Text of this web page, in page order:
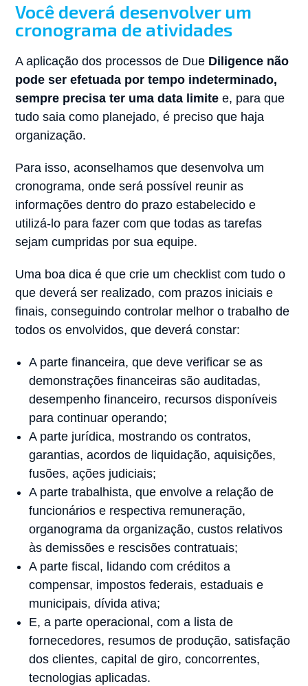
Você deverá desenvolver um
cronograma de atividades
A aplicação dos processos de Due Diligence não
pode ser efetuada por tempo indeterminado,
sempre precisa ter uma data limite e, para que
tudo saia como planejado, é preciso que haja
organização.
Para isso, aconselhamos que desenvolva um
cronograma, onde será possível reunir as
informações dentro do prazo estabelecido e
utilizá-lo para fazer com que todas as tarefas
sejam cumpridas por sua equipe.
Uma boa dica é que crie um checklist com tudo o
que deverá ser realizado, com prazos iniciais e
finais, conseguindo controlar melhor o trabalho de
todos os envolvidos, que deverá constar:
A parte financeira, que deve verificar se as
demonstrações financeiras são auditadas,
desempenho financeiro, recursos disponíveis
para continuar operando;
A parte jurídica, mostrando os contratos,
garantias, acordos de liquidação, aquisições,
fusões, ações judiciais;
A parte trabalhista, que envolve a relação de
funcionários e respectiva remuneração,
organograma da organização, custos relativos
às demissões e rescisões contratuais;
A parte fiscal, lidando com créditos a
compensar, impostos federais, estaduais e
municipais, dívida ativa;
E, a parte operacional, com a lista de
fornecedores, resumos de produção, satisfação
dos clientes, capital de giro, concorrentes,
tecnologias aplicadas.